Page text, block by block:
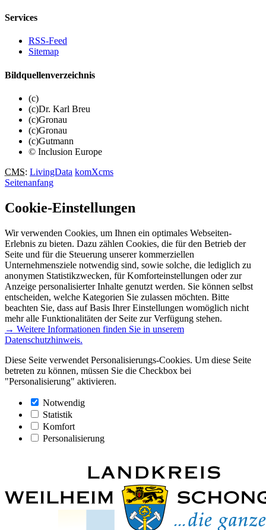
Services
RSS-Feed
Sitemap
Bildquellenverzeichnis
(c)
(c)Dr. Karl Breu
(c)Gronau
(c)Gronau
(c)Gutmann
© Inclusion Europe
CMS: LivingData komXcms
Seitenanfang
Cookie-Einstellungen
Wir verwenden Cookies, um Ihnen ein optimales Webseiten-
Erlebnis zu bieten. Dazu zählen Cookies, die für den Betrieb der
Seite und für die Steuerung unserer kommerziellen
Unternehmensziele notwendig sind, sowie solche, die lediglich zu
anonymen Statistikzwecken, für Komforteinstellungen oder zur
Anzeige personalisierter Inhalte genutzt werden. Sie können selbst
entscheiden, welche Kategorien Sie zulassen möchten. Bitte
beachten Sie, dass auf Basis Ihrer Einstellungen womöglich nicht
mehr alle Funktionalitäten der Seite zur Verfügung stehen.
→ Weitere Informationen finden Sie in unserem
Datenschutzhinweis.
Diese Seite verwendet Personalisierungs-Cookies. Um diese Seite
betreten zu können, müssen Sie die Checkbox bei
"Personalisierung" aktivieren.
Notwendig
Statistik
Komfort
Personalisierung